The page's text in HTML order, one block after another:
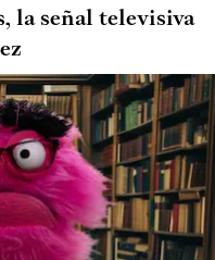
la señal televisiva